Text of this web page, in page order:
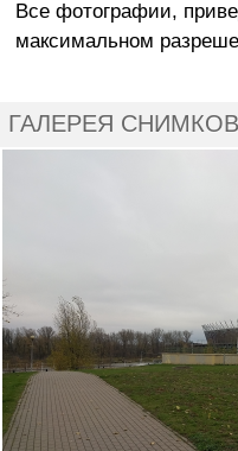
Все фотографии,
максимальном
ГАЛЕРЕЯ